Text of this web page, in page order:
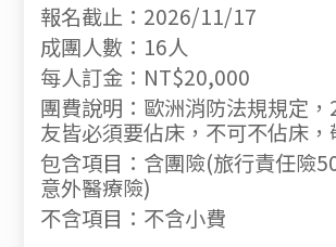
報名截止：2026/11/17
成團人數：16人
每人訂金：NT$20,000
團費說明：歐洲消防法規規定
友皆必須要佔床，不可不佔床，
包含項目：含團險(旅行責任險
意外醫療險)
不含項目：不含小費